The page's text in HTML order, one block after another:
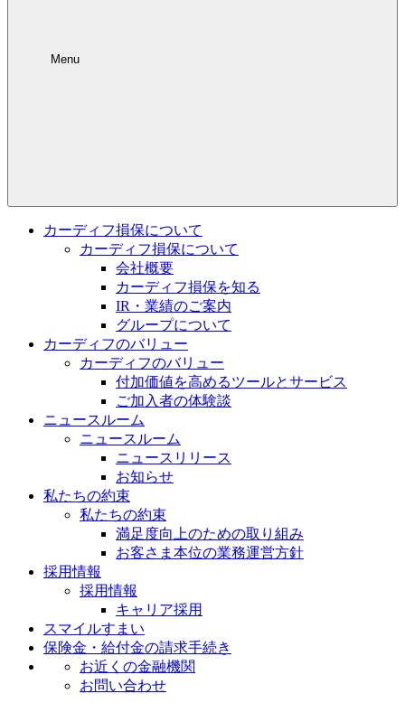
Menu
カーディフ損保について
カーディフ損保について
会社概要
カーディフ損保を知る
IR・業績のご案内
グループについて
カーディフのバリュー
カーディフのバリュー
付加価値を高めるツールとサービス
ご加入者の体験談
ニュースルーム
ニュースルーム
ニュースリリース
お知らせ
私たちの約束
私たちの約束
満足度向上のための取り組み
お客さま本位の業務運営方針
採用情報
採用情報
キャリア採用
スマイルすまい
保険金・給付金の請求手続き
お近くの金融機関
お問い合わせ